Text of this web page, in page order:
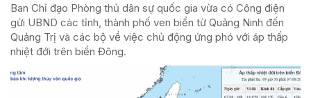
Ban Chỉ đạo Phòng thủ dân sự quốc gia vừa có Công điện
gửi UBND các tỉnh, thành phố ven biển từ Quảng Ninh đến
Quảng Trị và các bộ về việc chủ động ứng phó với áp thấp
nhiệt đới trên biển Đông.